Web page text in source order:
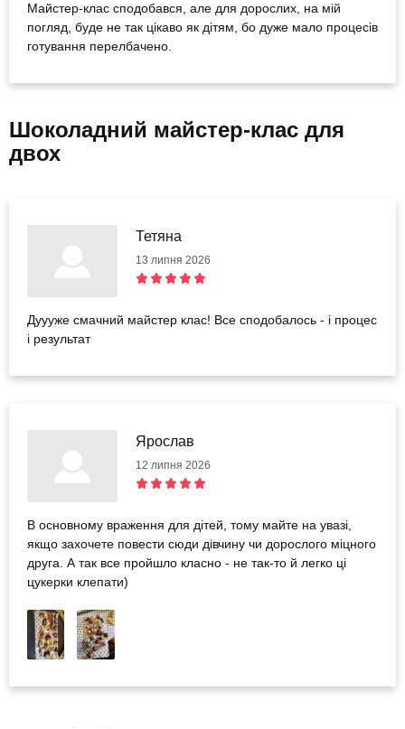
Майстер-клас сподобався, але для дорослих, на мій
погляд, буде не так цікаво як дітям, бо дуже мало процесів
готування перелбачено.
Шоколадний майстер-клас для
двох
Тетяна
13 липня 2026
Дуууже смачний майстер клас! Все сподобалось - і процес
і результат
Ярослав
12 липня 2026
В основному враження для дітей, тому майте на увазі,
якщо захочете повести сюди дівчину чи дорослого міцного
друга. А так все пройшло класно - не так-то й легко ці
цукерки клепати)